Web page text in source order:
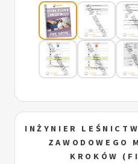
INŻYNIER
ZAWODOWEGO
KROKÓW